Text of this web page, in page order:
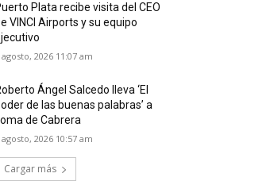
Plata recibe visita del CEO
VINCI Airports y su equipo
agosto, 2026 11:07 am
Ángel Salcedo lleva ‘El
de las buenas palabras’ a
de Cabrera
agosto, 2026 10:57 am
Cargar más